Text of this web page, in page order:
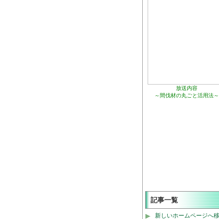
放送内容
～間伐材の丸ごと活用法～
記事一覧
新しいホームページへ